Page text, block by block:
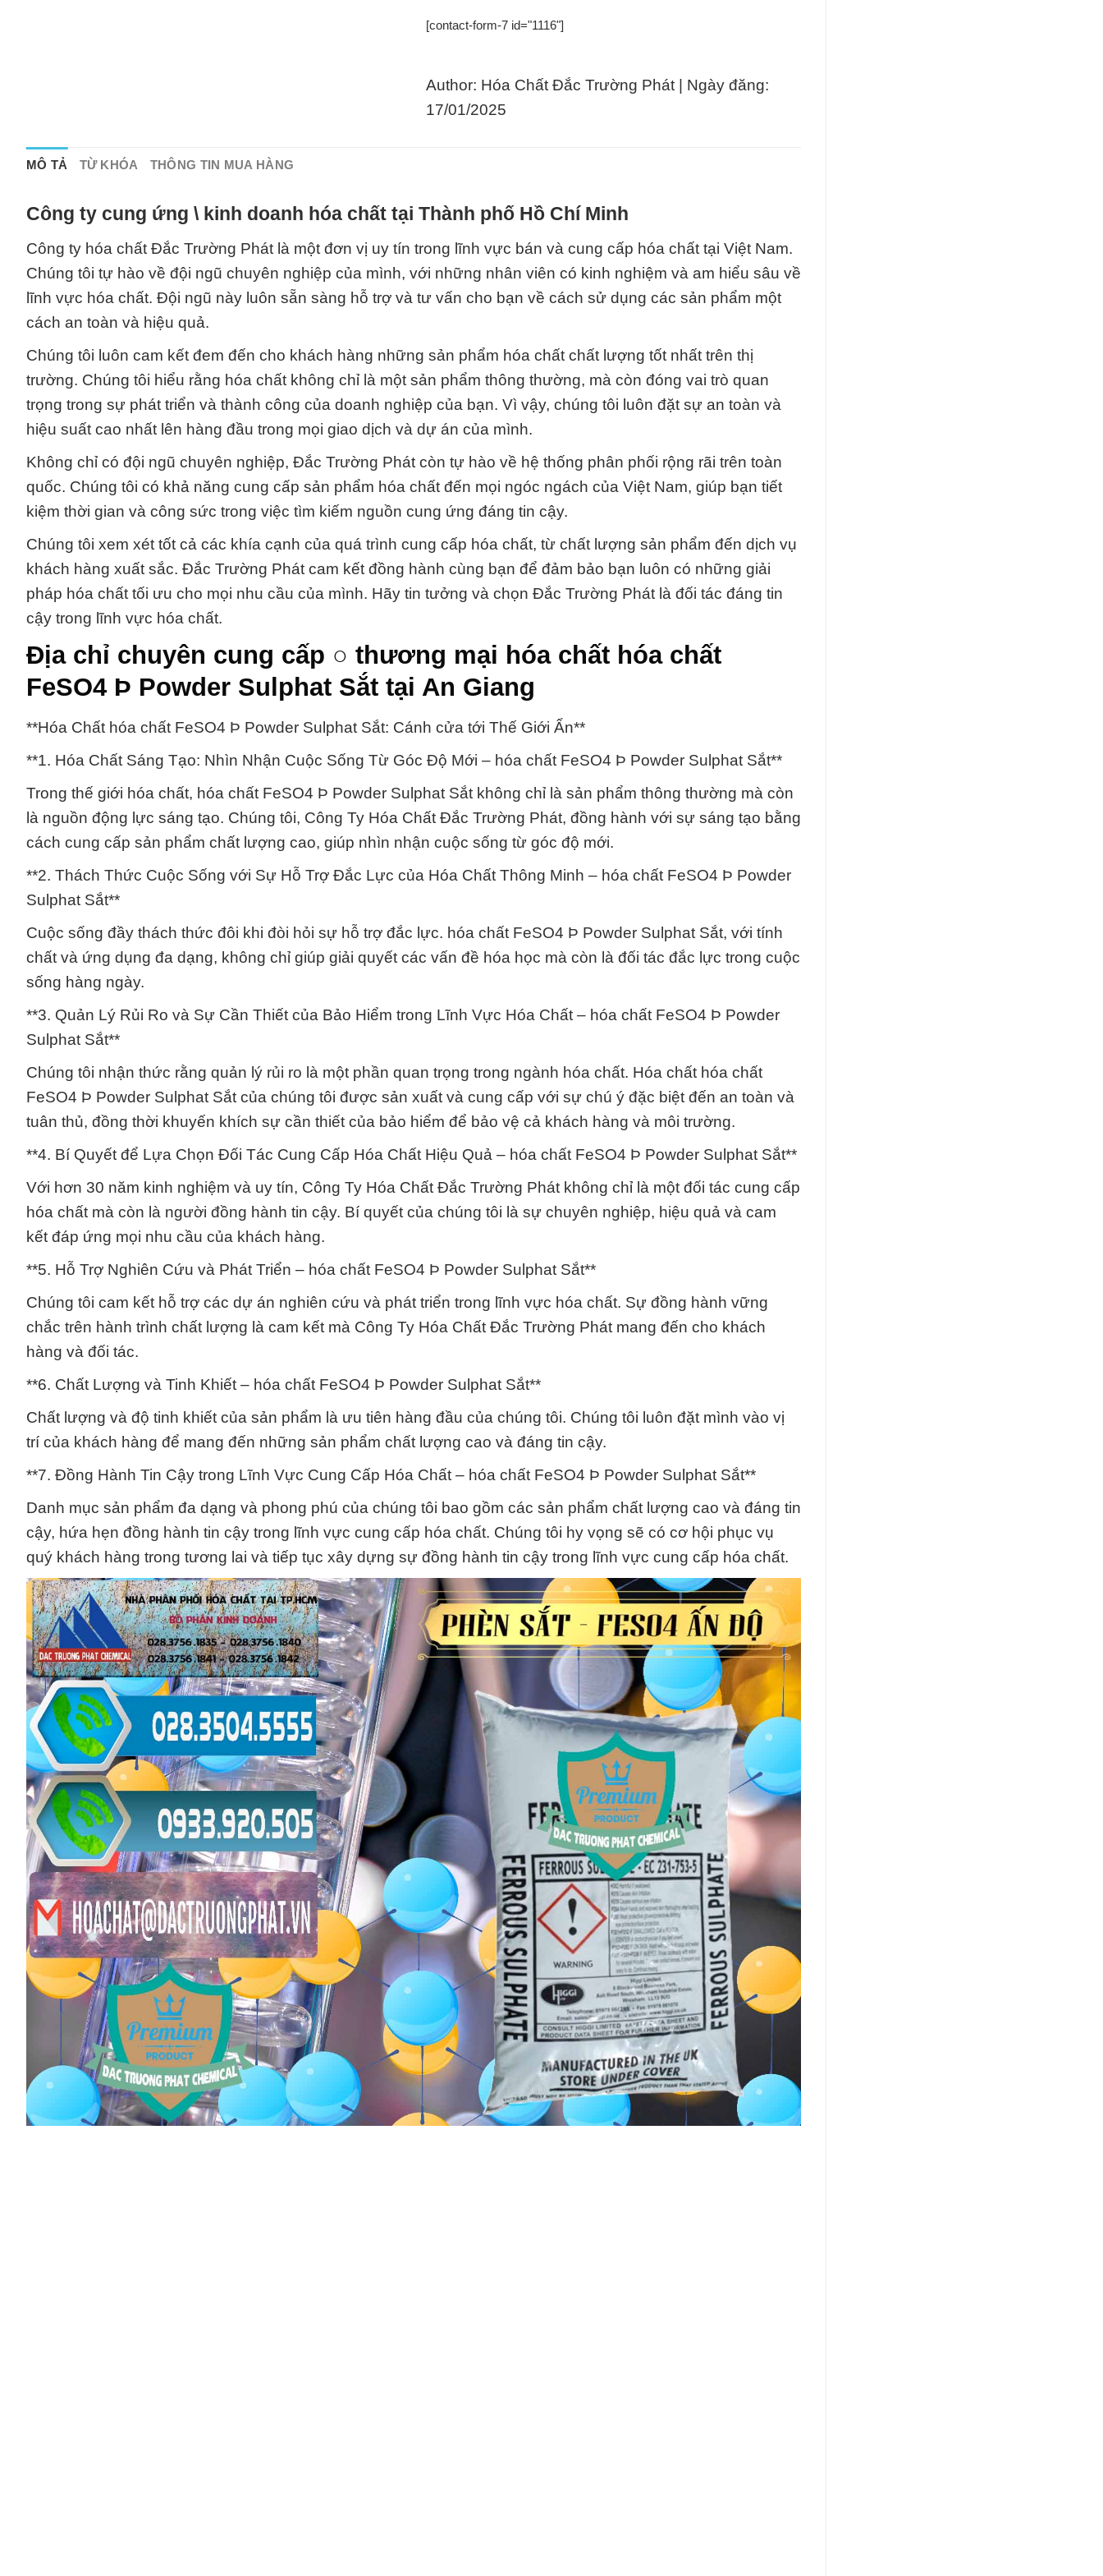
[contact-form-7 id="1116"]
Author: Hóa Chất Đắc Trường Phát | Ngày đăng:
17/01/2025
MÔ TẢ TỪ KHÓA THÔNG TIN MUA HÀNG
Công ty cung ứng \ kinh doanh hóa chất tại Thành phố Hồ Chí Minh
Công ty hóa chất Đắc Trường Phát là một đơn vị uy tín trong lĩnh vực bán và cung cấp hóa chất tại Việt Nam.
Chúng tôi tự hào về đội ngũ chuyên nghiệp của mình, với những nhân viên có kinh nghiệm và am hiểu sâu về
lĩnh vực hóa chất. Đội ngũ này luôn sẵn sàng hỗ trợ và tư vấn cho bạn về cách sử dụng các sản phẩm một
cách an toàn và hiệu quả.
Chúng tôi luôn cam kết đem đến cho khách hàng những sản phẩm hóa chất chất lượng tốt nhất trên thị
trường. Chúng tôi hiểu rằng hóa chất không chỉ là một sản phẩm thông thường, mà còn đóng vai trò quan
trọng trong sự phát triển và thành công của doanh nghiệp của bạn. Vì vậy, chúng tôi luôn đặt sự an toàn và
hiệu suất cao nhất lên hàng đầu trong mọi giao dịch và dự án của mình.
Không chỉ có đội ngũ chuyên nghiệp, Đắc Trường Phát còn tự hào về hệ thống phân phối rộng rãi trên toàn
quốc. Chúng tôi có khả năng cung cấp sản phẩm hóa chất đến mọi ngóc ngách của Việt Nam, giúp bạn tiết
kiệm thời gian và công sức trong việc tìm kiếm nguồn cung ứng đáng tin cậy.
Chúng tôi xem xét tốt cả các khía cạnh của quá trình cung cấp hóa chất, từ chất lượng sản phẩm đến dịch vụ
khách hàng xuất sắc. Đắc Trường Phát cam kết đồng hành cùng bạn để đảm bảo bạn luôn có những giải
pháp hóa chất tối ưu cho mọi nhu cầu của mình. Hãy tin tưởng và chọn Đắc Trường Phát là đối tác đáng tin
cậy trong lĩnh vực hóa chất.
Địa chỉ chuyên cung cấp ○ thương mại hóa chất hóa chất
FeSO4 Þ Powder Sulphat Sắt tại An Giang
**Hóa Chất hóa chất FeSO4 Þ Powder Sulphat Sắt: Cánh cửa tới Thế Giới Ẩn**
**1. Hóa Chất Sáng Tạo: Nhìn Nhận Cuộc Sống Từ Góc Độ Mới – hóa chất FeSO4 Þ Powder Sulphat Sắt**
Trong thế giới hóa chất, hóa chất FeSO4 Þ Powder Sulphat Sắt không chỉ là sản phẩm thông thường mà còn
là nguồn động lực sáng tạo. Chúng tôi, Công Ty Hóa Chất Đắc Trường Phát, đồng hành với sự sáng tạo bằng
cách cung cấp sản phẩm chất lượng cao, giúp nhìn nhận cuộc sống từ góc độ mới.
**2. Thách Thức Cuộc Sống với Sự Hỗ Trợ Đắc Lực của Hóa Chất Thông Minh – hóa chất FeSO4 Þ Powder
Sulphat Sắt**
Cuộc sống đầy thách thức đôi khi đòi hỏi sự hỗ trợ đắc lực. hóa chất FeSO4 Þ Powder Sulphat Sắt, với tính
chất và ứng dụng đa dạng, không chỉ giúp giải quyết các vấn đề hóa học mà còn là đối tác đắc lực trong cuộc
sống hàng ngày.
**3. Quản Lý Rủi Ro và Sự Cần Thiết của Bảo Hiểm trong Lĩnh Vực Hóa Chất – hóa chất FeSO4 Þ Powder
Sulphat Sắt**
Chúng tôi nhận thức rằng quản lý rủi ro là một phần quan trọng trong ngành hóa chất. Hóa chất hóa chất
FeSO4 Þ Powder Sulphat Sắt của chúng tôi được sản xuất và cung cấp với sự chú ý đặc biệt đến an toàn và
tuân thủ, đồng thời khuyến khích sự cần thiết của bảo hiểm để bảo vệ cả khách hàng và môi trường.
**4. Bí Quyết để Lựa Chọn Đối Tác Cung Cấp Hóa Chất Hiệu Quả – hóa chất FeSO4 Þ Powder Sulphat Sắt**
Với hơn 30 năm kinh nghiệm và uy tín, Công Ty Hóa Chất Đắc Trường Phát không chỉ là một đối tác cung cấp
hóa chất mà còn là người đồng hành tin cậy. Bí quyết của chúng tôi là sự chuyên nghiệp, hiệu quả và cam
kết đáp ứng mọi nhu cầu của khách hàng.
**5. Hỗ Trợ Nghiên Cứu và Phát Triển – hóa chất FeSO4 Þ Powder Sulphat Sắt**
Chúng tôi cam kết hỗ trợ các dự án nghiên cứu và phát triển trong lĩnh vực hóa chất. Sự đồng hành vững
chắc trên hành trình chất lượng là cam kết mà Công Ty Hóa Chất Đắc Trường Phát mang đến cho khách
hàng và đối tác.
**6. Chất Lượng và Tinh Khiết – hóa chất FeSO4 Þ Powder Sulphat Sắt**
Chất lượng và độ tinh khiết của sản phẩm là ưu tiên hàng đầu của chúng tôi. Chúng tôi luôn đặt mình vào vị
trí của khách hàng để mang đến những sản phẩm chất lượng cao và đáng tin cậy.
**7. Đồng Hành Tin Cậy trong Lĩnh Vực Cung Cấp Hóa Chất – hóa chất FeSO4 Þ Powder Sulphat Sắt**
Danh mục sản phẩm đa dạng và phong phú của chúng tôi bao gồm các sản phẩm chất lượng cao và đáng tin
cậy, hứa hẹn đồng hành tin cậy trong lĩnh vực cung cấp hóa chất. Chúng tôi hy vọng sẽ có cơ hội phục vụ
quý khách hàng trong tương lai và tiếp tục xây dựng sự đồng hành tin cậy trong lĩnh vực cung cấp hóa chất.